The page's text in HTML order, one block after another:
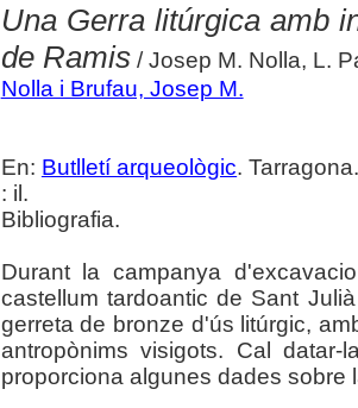
Una Gerra litúrgica amb
de Ramis/ Josep M. Nolla, L.
Nolla i Brufau, Josep M.
En: Butlletí arqueològic.
: il.
Bibliografia.
Durant la campanya
castellum tardoantic de Sant
gerreta de bronze d'ús litúrgic,
antropònims visigots. Cal
proporciona algunes dades sobre